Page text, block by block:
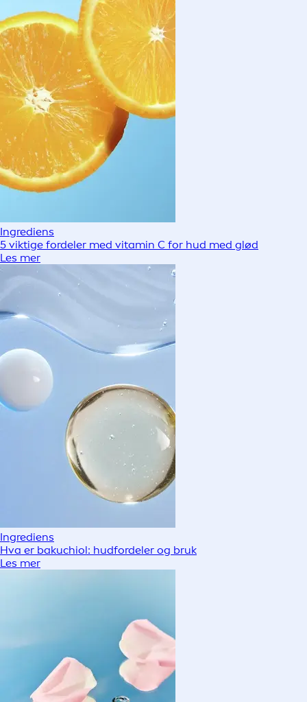
Ingrediens
5 viktige fordeler med vitamin C for hud med glød
Les mer
Ingrediens
Hva er bakuchiol: hudfordeler og bruk
Les mer